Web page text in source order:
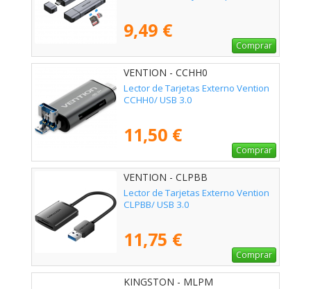
9,49 €
Comprar
VENTION - CCHH0
Lector de Tarjetas Externo Vention
CCHH0/ USB 3.0
11,50 €
Comprar
VENTION - CLPBB
Lector de Tarjetas Externo Vention
CLPBB/ USB 3.0
11,75 €
Comprar
KINGSTON - MLPM